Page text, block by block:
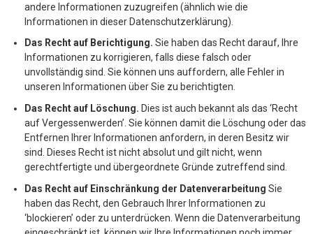
andere Informationen zuzugreifen (ähnlich wie die
Informationen in dieser Datenschutzerklärung).
Das Recht auf Berichtigung. Sie haben das Recht darauf, Ihre
Informationen zu korrigieren, falls diese falsch oder
unvollständig sind. Sie können uns auffordern, alle Fehler in
unseren Informationen über Sie zu berichtigten.
Das Recht auf Löschung. Dies ist auch bekannt als das ‘Recht
auf Vergessenwerden’. Sie können damit die Löschung oder das
Entfernen Ihrer Informationen anfordern, in deren Besitz wir
sind. Dieses Recht ist nicht absolut und gilt nicht, wenn
gerechtfertigte und übergeordnete Gründe zutreffend sind.
Das Recht auf Einschränkung der Datenverarbeitung Sie
haben das Recht, den Gebrauch Ihrer Informationen zu
‘blockieren’ oder zu unterdrücken. Wenn die Datenverarbeitung